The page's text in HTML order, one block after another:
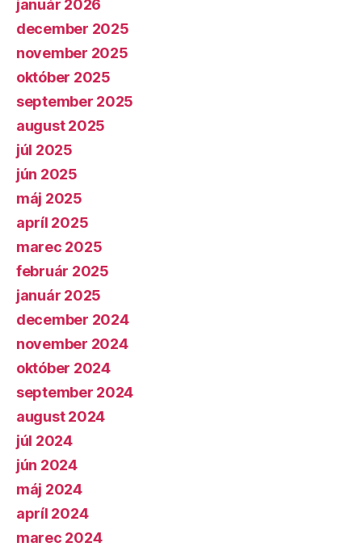
január 2026
december 2025
november 2025
október 2025
september 2025
august 2025
júl 2025
jún 2025
máj 2025
apríl 2025
marec 2025
február 2025
január 2025
december 2024
november 2024
október 2024
september 2024
august 2024
júl 2024
jún 2024
máj 2024
apríl 2024
marec 2024